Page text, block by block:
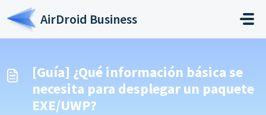
Saltar al contenido principal
AirDroid Business
[Guía] ¿Qué información básica se
necesita para desplegar un paquete
EXE/UWP?